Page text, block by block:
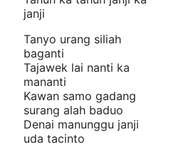
janji
Tanyo urang siliah
baganti
Tajawek lai nanti ka
mananti
Kawan samo gadang
surang alah baduo
Denai manunggu janji
uda tacinto